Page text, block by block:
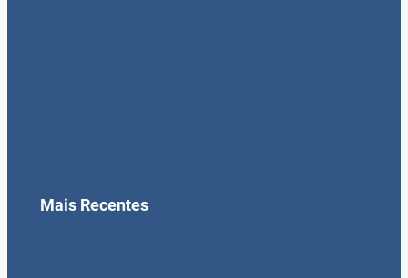
Mais Recentes